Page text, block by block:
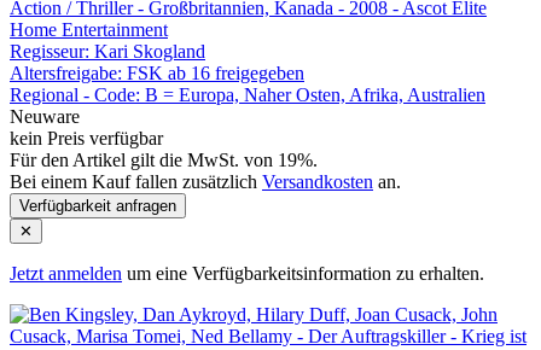
Action / Thriller - Großbritannien, Kanada - 2008 - Ascot Elite
Home Entertainment
Regisseur: Kari Skogland
Altersfreigabe: FSK ab 16 freigegeben
Regional - Code: B = Europa, Naher Osten, Afrika, Australien
Neuware
kein Preis verfügbar
Für den Artikel gilt die MwSt. von 19%.
Bei einem Kauf fallen zusätzlich Versandkosten an.
Verfügbarkeit anfragen
✕
Jetzt anmelden um eine Verfügbarkeitsinformation zu erhalten.